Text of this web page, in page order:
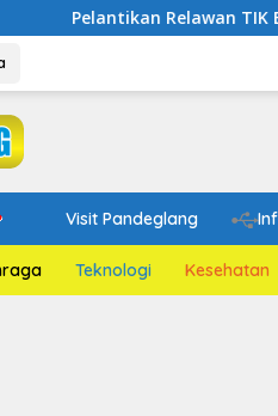
Relawan TIK Banten :
Visit Pandeglang
Teknologi Kesehatan